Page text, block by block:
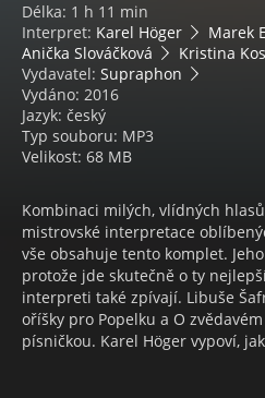
Délka: 1 h 11 min
Interpret: Karel Höger Marek
Anička Slováčková
Kristina
Vydavatel: Supraphon
Vydáno: 2016
Jazyk: český
Typ souboru: MP3
Velikost: 68 MB
Kombinaci milých, vlídných
mistrovské interpretace
vše obsahuje tento komplet.
protože jde skutečně o ty
interpreti také zpívají. Libuše
oříšky pro Popelku a O
písničkou. Karel Höger vypoví,
podlahu. Skvělou společnost